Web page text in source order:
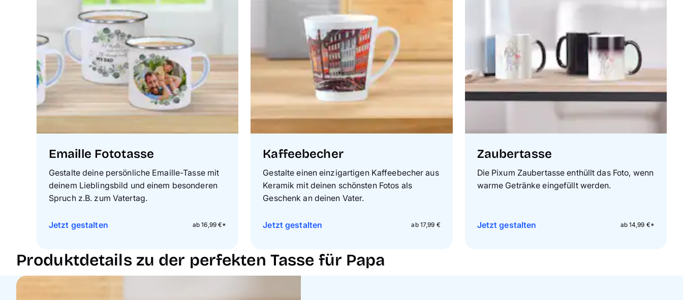
Emaille Fototasse
Gestalte deine persönliche Emaille-Tasse mit
deinem Lieblingsbild und einem besonderen
Spruch z.B. zum Vatertag.
ab 16,99 €*
Jetzt gestalten
Kaffeebecher
Gestalte einen einzigartigen Kaffeebecher aus
Keramik mit deinen schönsten Fotos als
Geschenk an deinen Vater.
ab 17,99 €
Jetzt gestalten
Zaubertasse
Die Pixum Zaubertasse enthüllt das Foto, wenn
warme Getränke eingefüllt werden.
ab 14,99 €*
Jetzt gestalten
Produktdetails zu der perfekten Tasse für Papa